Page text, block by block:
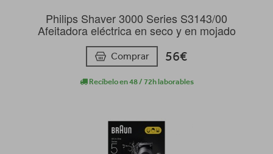
Philips Shaver 3000 Series S3143/00
Afeitadora eléctrica en seco y en mojado
Comprar 56€
Recíbelo en 48 / 72h laborables